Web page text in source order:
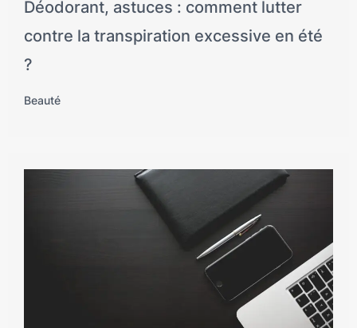
Déodorant, astuces : comment lutter
contre la transpiration excessive en été
?
Beauté